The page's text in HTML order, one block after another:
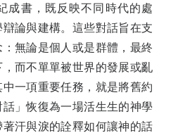
成書，既反映不同時代的處
論與建構。這些對話旨在支
無論是個人或是群體，最終
而不單單被世界的發展或亂
一項重要任務，就是將舊約
」恢復為一場活生生的神學
汗與淚的詮釋如何讓神的話